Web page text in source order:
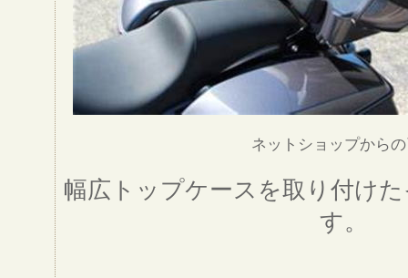
ネットショップから
幅広トップケースを取り付け
す。